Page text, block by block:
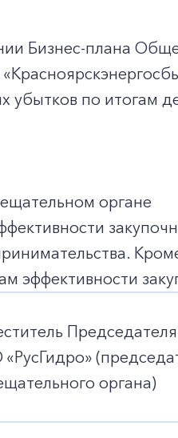
Бизнес-плана
по итогам
органе
эффективности
органа)